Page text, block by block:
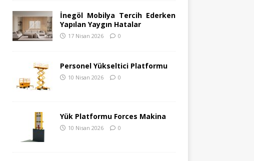
İnegöl Mobilya Tercih Ederken
Yapılan Yaygın Hatalar
17 Nisan 2026 0
Personel Yükseltici Platformu
10 Nisan 2026 0
Yük Platformu Forces Makina
10 Nisan 2026 0